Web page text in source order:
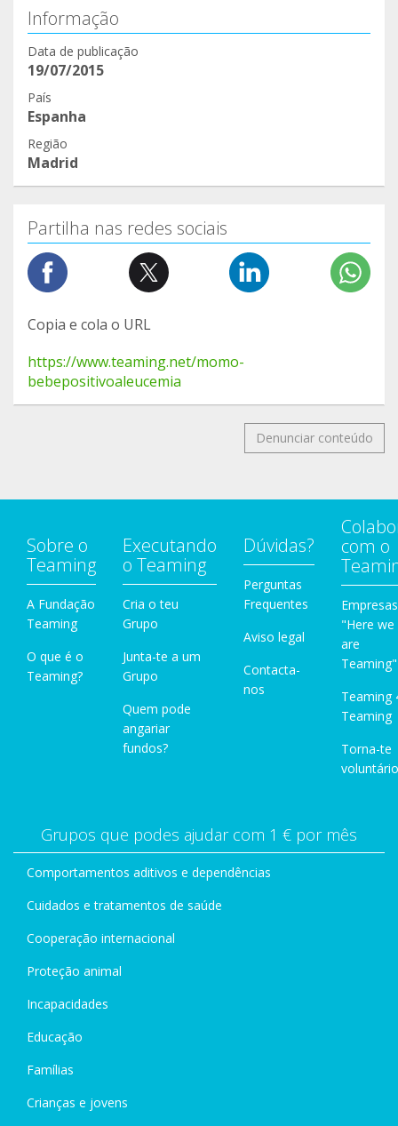
Informação
Data de publicação
19/07/2015
País
Espanha
Região
Madrid
Partilha nas redes sociais
Copia e cola o URL
https://www.teaming.net/momo-
bebepositivoaleucemia
Denunciar conteúdo
Sobre o
Teaming
A Fundação
Teaming
O que é o
Teaming?
Executando
o Teaming
Cria o teu
Grupo
Junta-te a um
Grupo
Quem pode
angariar
fundos?
Dúvidas?
Perguntas
Frequentes
Aviso legal
Contacta-
nos
com o
Empresas
"Here we
are
Teaming"
Teaming
Teaming
Torna-te
Grupos que podes ajudar com 1 € por mês
Comportamentos aditivos e dependências
Cuidados e tratamentos de saúde
Cooperação internacional
Proteção animal
Incapacidades
Educação
Famílias
Crianças e jovens